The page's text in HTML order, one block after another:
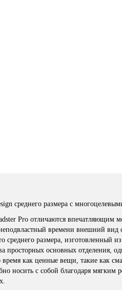
среднего размера с
Pro отличаются
времени внешний вид
среднего размера, изготовленный
просторных основных отделения,
время как ценные вещи, такие как
носить с собой благодаря